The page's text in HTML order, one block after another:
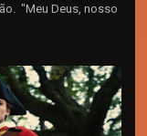
"Meu Deus, nosso